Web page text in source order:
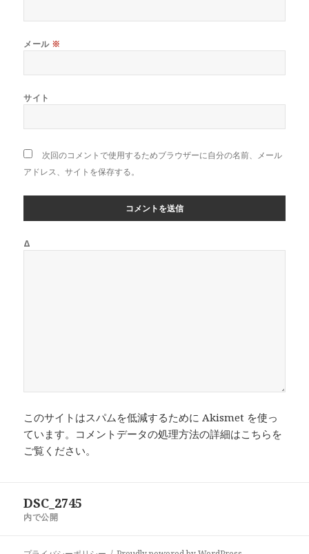
メール ※
サイト
次回のコメントで使用するためブラウザーに自分の名前、メール
アドレス、サイトを保存する。
Δ
このサイトはスパムを低減するために Akismet を使っ
ています。 コメントデータの処理方法の詳細はこちらを
ご覧ください。
DSC_2745
内で公開